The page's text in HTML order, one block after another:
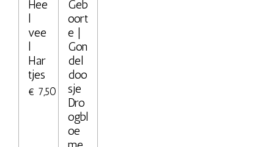
Hee
l
vee
l
Har
tjes
€ 7,50
Geb
oort
e |
Gon
del
doo
sje
Dro
ogbl
oe